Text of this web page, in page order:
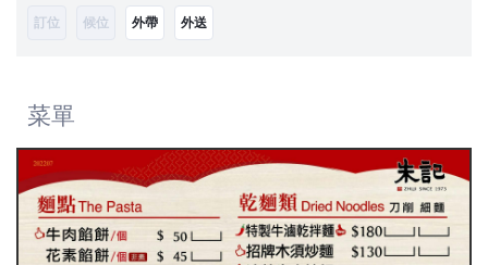
訂位 候位 外帶 外送
菜單